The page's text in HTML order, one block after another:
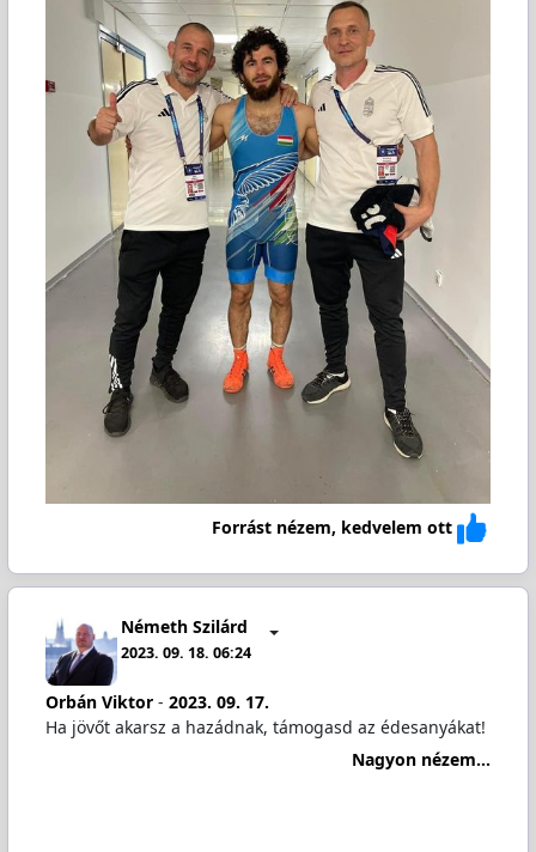
Forrást nézem, kedvelem ott
Németh Szilárd
2023. 09. 18. 06:24
Orbán Viktor- 2023. 09. 17.
Ha jövőt akarsz a hazádnak, támogasd az édesanyákat!
Nagyon nézem...